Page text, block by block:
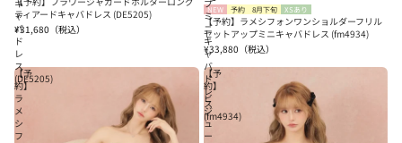
キ
ャ
バ
ド
レ
ス
(DE5205)
ティアードキャバドレス (DE5205)
¥31,680 （税込）
プ
ミ
ニ
キ
ャ
バ
ド
レ
ス
(fm4934)
NEW 予約 8月下旬 XSあり
【予約】ラメシフォンワンショルダーフリル
セットアップミニキャバドレス (fm4934)
¥33,880 （税込）
【予
約】
ラ
メ
シ
フ
【予
約】
ビ
ジ
ュ
ー